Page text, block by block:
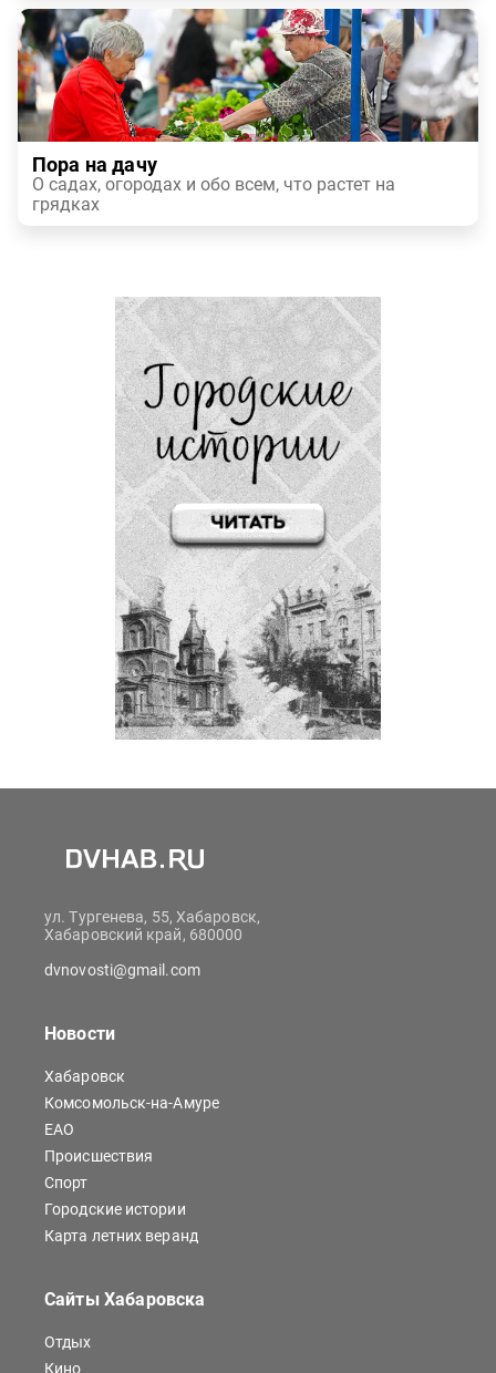
Пора на дачу
О садах, огородах и обо всем, что растет на
грядках
ул. Тургенева, 55, Хабаровск,
Хабаровский край, 680000
dvnovosti@gmail.com
Новости
Хабаровск
Комсомольск-на-Амуре
ЕАО
Происшествия
Спорт
Городские истории
Карта летних веранд
Сайты Хабаровска
Отдых
Кино